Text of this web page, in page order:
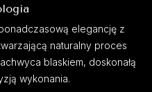
elegancję z
naturalny proces
blaskiem, doskonałą
wykonania.